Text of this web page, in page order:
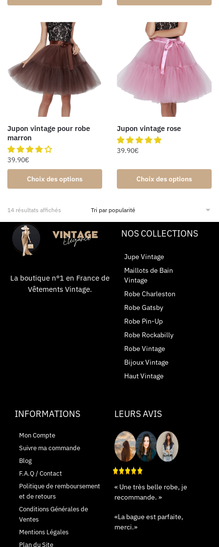
Jupon vintage pour robe
marron
39.90€
Choix des options
Jupon vintage rose
39.90€
Choix des options
14 résultats affichés
La boutique n°1 en France de
Vêtements Vintage.
NOS COLLECTIONS
Jupe Vintage
Maillots de Bain
Vintage
Robe Charleston
Robe Gatsby
Robe Pin-Up
Robe Rockabilly
Robe Vintage
Bijoux Vintage
Haut Vintage
INFORMATIONS
Mon Compte
Suivre ma commande
Blog
F.A.Q / Contact
Politique de remboursement
et de retours
Conditions Générales de
Ventes
Mentions Légales
Plan du Site
LEURS AVIS
« Une très belle robe, je
recommande. »
«La bague est parfaite,
merci.»